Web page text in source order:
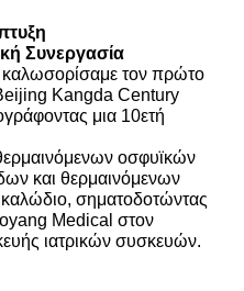
Συνεργασία
τον πρώτο
Kangda Century
μια 10ετή
οσφυϊκών
και θερμαινόμενων
σηματοδοτώντας
Medical στον
ιατρικών συσκευών.